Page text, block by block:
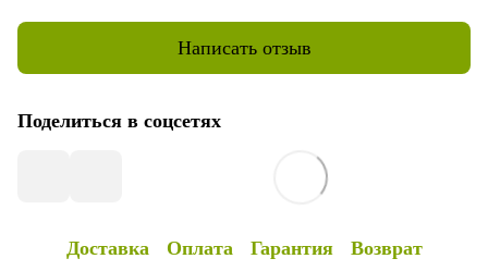
Написать отзыв
Поделиться в соцсетях
Доставка Оплата Гарантия Возврат